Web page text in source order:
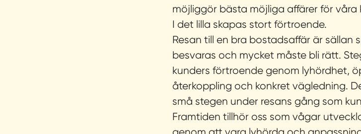
möjliggör bästa möjliga affärer för våra
I det lilla skapas stort förtroende.
Resan till en bra bostadsaffär är sällan
besvaras och mycket måste bli rätt.
kunders förtroende genom lyhördhet,
återkoppling och konkret vägledning.
små stegen under resans gång som
Framtiden tillhör oss som vågar